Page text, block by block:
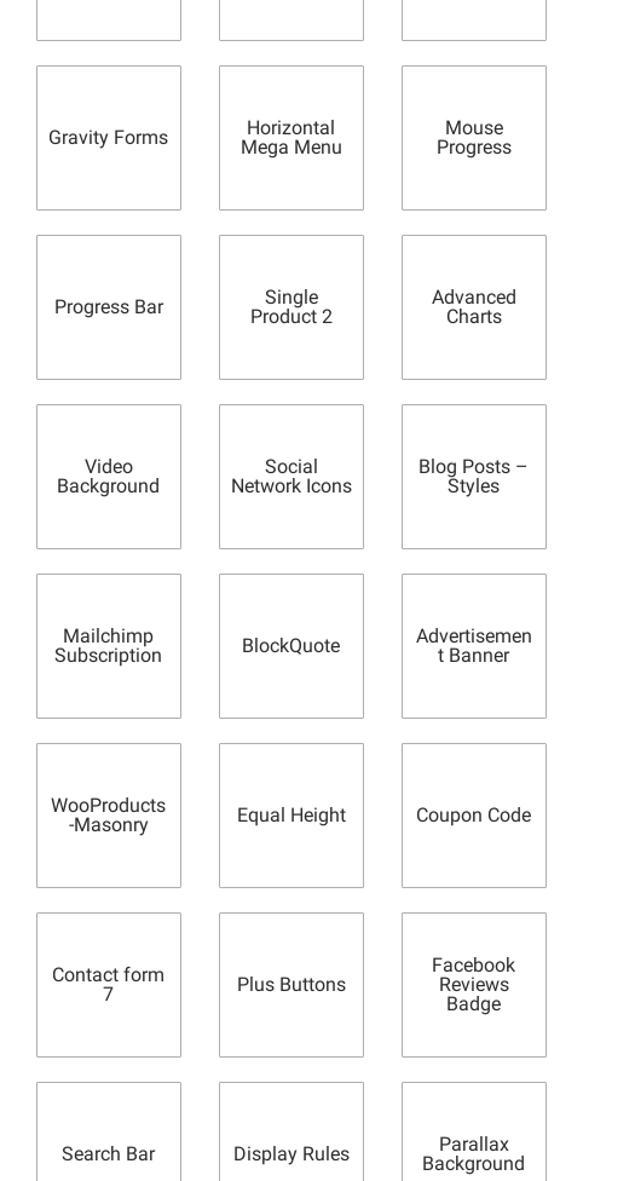
Gravity Forms
Horizontal
Mega Menu
Mouse
Progress
Progress Bar
Single
Product 2
Advanced
Charts
Video
Background
Social
Network Icons
Blog Posts –
Styles
Mailchimp
Subscription
BlockQuote
Advertisemen
t Banner
WooProducts
-Masonry
Equal Height Coupon Code
Contact form
7
Plus Buttons
Facebook
Reviews
Badge
Search Bar Display Rules
Parallax
Background